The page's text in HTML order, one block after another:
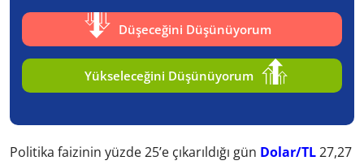
Düşeceğini Düşünüyorum
Yükseleceğini Düşünüyorum
Politika faizinin yüzde 25’e çıkarıldığı gün Dolar/TL27,27